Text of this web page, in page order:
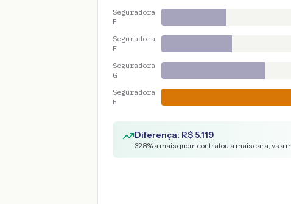
Seguradora
E
Seguradora
F
Seguradora
G
Seguradora
H
Diferença: R$5.119
328% a mais quem contratou a mais cara, vs a